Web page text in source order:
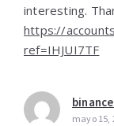
interesting.
https://
ref=IHJUI7TF
mayo 15,